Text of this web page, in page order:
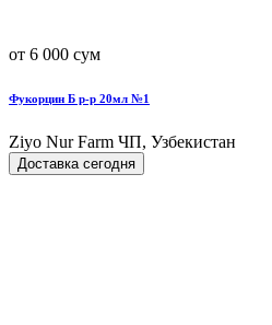
от 6 000 сум
Фукорцин Б р-р 20мл №1
Ziyo Nur Farm ЧП, Узбекистан
Доставка сегодня